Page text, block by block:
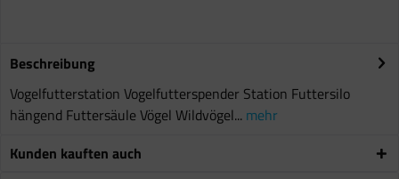
Beschreibung
Vogelfutterstation Vogelfutterspender Station Futtersilo
hängend Futtersäule Vögel Wildvögel... mehr
Kunden kauften auch